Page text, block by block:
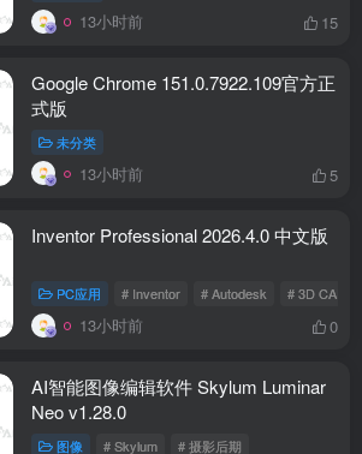
13小时前 15
Google Chrome 151.0.7922.109官方正
式版
未分类
13小时前 5
Inventor Professional 2026.4.0 中文版
PC应用 # Inventor # Autodesk # 3D CAD
13小时前 0
AI智能图像编辑软件 Skylum Luminar
Neo v1.28.0
图像 # Skylum # 摄影后期